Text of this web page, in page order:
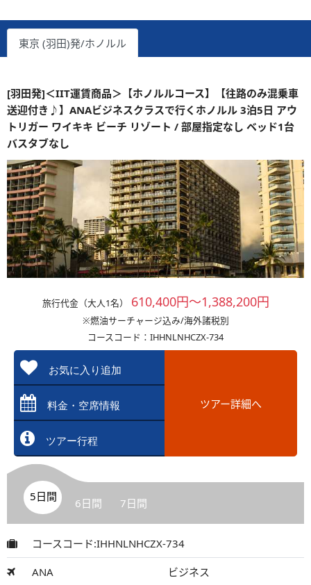
東京 (羽田)発/ホノルル
[羽田発]＜IIT運賃商品＞【ホノルルコース】【往路のみ混乗車
送迎付き♪】ANAビジネスクラスで行くホノルル 3泊5日 アウ
トリガー ワイキキ ビーチ リゾート / 部屋指定なし ベッド1台
バスタブなし
旅行代金（大人1名） 610,400円～1,388,200円
※燃油サーチャージ込み/海外諸税別
コースコード：IHHNLNHCZX-734
お気に入り追加
料金・空席情報
ツアー行程
ツアー詳細へ
5日間 6日間 7日間
コースコード:IHHNLNHCZX-734
ANA ビジネス